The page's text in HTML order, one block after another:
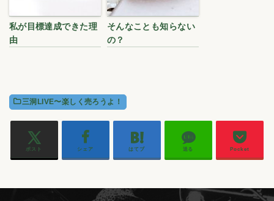
私が目標達成できた理
由
そんなことも知らない
の？
三洞LIVE〜楽しく売ろうよ！
ポスト シェア はてブ 送る Pocket